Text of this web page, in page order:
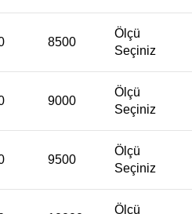
8500
Ölçü
Seçiniz
9000
Ölçü
Seçiniz
9500
Ölçü
Seçiniz
Ölçü